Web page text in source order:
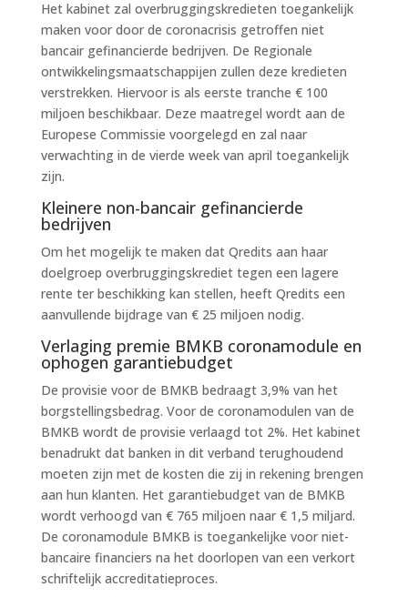
Het kabinet zal overbruggingskredieten toegankelijk
maken voor door de coronacrisis getroffen niet
bancair gefinancierde bedrijven. De Regionale
ontwikkelingsmaatschappijen zullen deze kredieten
verstrekken. Hiervoor is als eerste tranche € 100
miljoen beschikbaar. Deze maatregel wordt aan de
Europese Commissie voorgelegd en zal naar
verwachting in de vierde week van april toegankelijk
zijn.
Kleinere non-bancair gefinancierde
bedrijven
Om het mogelijk te maken dat Qredits aan haar
doelgroep overbruggingskrediet tegen een lagere
rente ter beschikking kan stellen, heeft Qredits een
aanvullende bijdrage van € 25 miljoen nodig.
Verlaging premie BMKB coronamodule en
ophogen garantiebudget
De provisie voor de BMKB bedraagt 3,9% van het
borgstellingsbedrag. Voor de coronamodulen van de
BMKB wordt de provisie verlaagd tot 2%. Het kabinet
benadrukt dat banken in dit verband terughoudend
moeten zijn met de kosten die zij in rekening brengen
aan hun klanten. Het garantiebudget van de BMKB
wordt verhoogd van € 765 miljoen naar € 1,5 miljard.
De coronamodule BMKB is toegankelijke voor niet-
bancaire financiers na het doorlopen van een verkort
schriftelijk accreditatieproces.